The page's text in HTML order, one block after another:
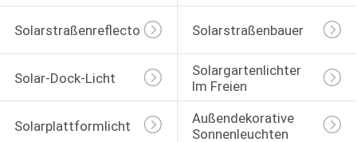
Solarstraßenreflectoren Solarstraßenbauer
Solar-Dock-Licht
Solargartenlichter
Im Freien
Solarplattformlicht
Außendekorative
Sonnenleuchten